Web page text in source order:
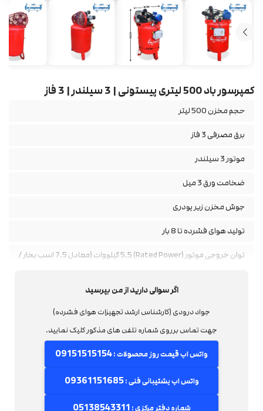
کمپرسور باد 500 لیتری پیستونی | 3 سیلندر | 3 فاز
حجم مخزن 500 لیتر
برق مصرفی 3 فاز
موتور 3 سیلندر
ضخامت ورق 3 میل
جوش مخزن زیر پودری
تولید هوای فشرده تا 8 بار
توان خروجی موتور (Rated Power) 5.5 کیلووات (معادل 7.5 اسب بخار /
سرعت نامی (RPM) 2900 دور در دقیقه (تگ دوم: 2840 RPM)
فرکانس کاری 50Hz
جریان نامی 11/6.3 آمپر
اگر سوالی دارید از من بپرسید
جواد درودی (کارشناس ارشد تجهیزات هوای فشرده)
جهت تماس برروی شماره تلفن های مذکور کلیک نمایید.
واتس اپ قیمت روز محصولات :09151515154
واتس اپ پشتیبانی فنی :09361151685
شماره دفتر مرکزی : 05138543311